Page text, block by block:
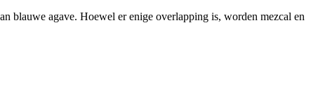
blauwe agave. Hoewel er enige overlapping is, worden mezcal en